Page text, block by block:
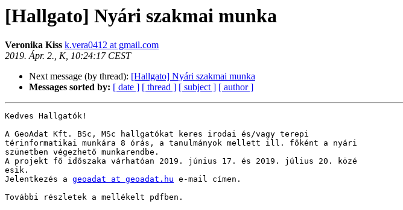
[Hallgato] Nyári szakmai munka
Veronika Kiss k.vera0412 at gmail.com
2019. Ápr. 2., K, 10:24:17 CEST
Next message (by thread): [Hallgato] Nyári szakmai munka
Messages sorted by: [ date ] [ thread ] [ subject ] [ author ]
Kedves Hallgatók!
A GeoAdat Kft. BSc, MSc hallgatókat keres irodai és/vagy terepi
térinformatikai munkára 8 órás, a tanulmányok mellett ill. főként a nyári
szünetben végezhető munkarendbe.
A projekt fő időszaka várhatóan 2019. június 17. és 2019. július 20. közé
esik.
Jelentkezés a geoadat at geoadat.hu e-mail címen.
További részletek a mellékelt pdfben.